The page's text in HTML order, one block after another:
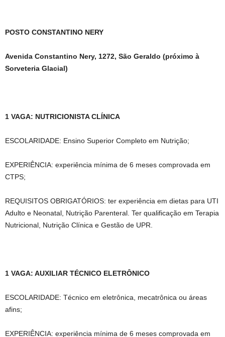
POSTO CONSTANTINO NERY
Avenida Constantino Nery, 1272, São Geraldo (próximo à
Sorveteria Glacial)
1 VAGA: NUTRICIONISTA CLÍNICA
ESCOLARIDADE: Ensino Superior Completo em Nutrição;
EXPERIÊNCIA: experiência mínima de 6 meses comprovada em
CTPS;
REQUISITOS OBRIGATÓRIOS: ter experiência em dietas para UTI
Adulto e Neonatal, Nutrição Parenteral. Ter qualificação em Terapia
Nutricional, Nutrição Clínica e Gestão de UPR.
1 VAGA: AUXILIAR TÉCNICO ELETRÔNICO
ESCOLARIDADE: Técnico em eletrônica, mecatrônica ou áreas
afins;
EXPERIÊNCIA: experiência mínima de 6 meses comprovada em